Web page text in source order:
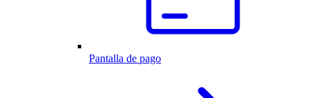
Pantalla de pago